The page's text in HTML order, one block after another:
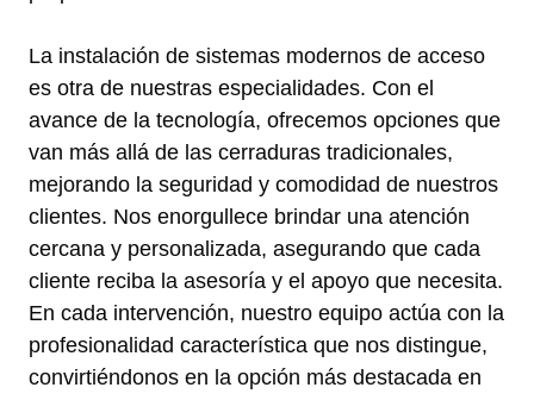
La instalación de sistemas modernos de acceso
es otra de nuestras especialidades. Con el
avance de la tecnología, ofrecemos opciones que
van más allá de las cerraduras tradicionales,
mejorando la seguridad y comodidad de nuestros
clientes. Nos enorgullece brindar una atención
cercana y personalizada, asegurando que cada
cliente reciba la asesoría y el apoyo que necesita.
En cada intervención, nuestro equipo actúa con la
profesionalidad característica que nos distingue,
convirtiéndonos en la opción más destacada en